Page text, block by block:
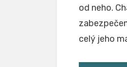
od neho.
celý jeho